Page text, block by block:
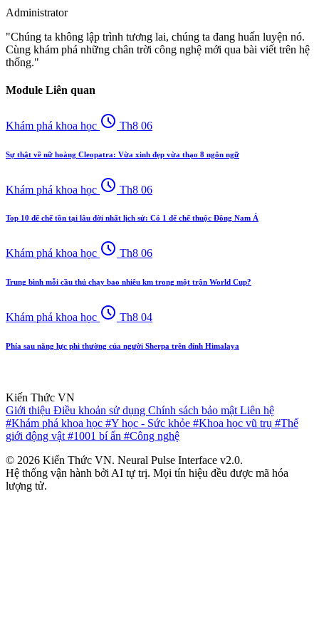
Administrator
"Chúng ta không lập trình tương lai, chúng ta đang huấn luyện nó.
Cùng khám phá những chân trời công nghệ mới qua bài viết trên hệ
thống."
Module Liên quan
Khám phá khoa học schedule Th8 06
Sự thật về nữ hoàng Cleopatra: Vừa xinh đẹp vừa thạo 8 ngôn ngữ
Khám phá khoa học schedule Th8 06
Top 10 đế chế tồn tại lâu đời nhất lịch sử: Có 1 đế chế thuộc Đông Nam Á
Khám phá khoa học schedule Th8 06
Trung bình mỗi cầu thủ chạy bao nhiêu km trong một trận World Cup?
Khám phá khoa học schedule Th8 04
Phía sau năng lực phi thường của người Sherpa trên đỉnh Himalaya
Kiến Thức VN
Giới thiệu Điều khoản sử dụng Chính sách bảo mật Liên hệ
#Khám phá khoa học #Y học - Sức khỏe #Khoa học vũ trụ #Thế
giới động vật #1001 bí ẩn #Công nghệ
© 2026 Kiến Thức VN. Neural Pulse Interface v2.0.
Hệ thống vận hành bởi AI tự trị. Mọi tín hiệu đều được mã hóa
lượng tử.